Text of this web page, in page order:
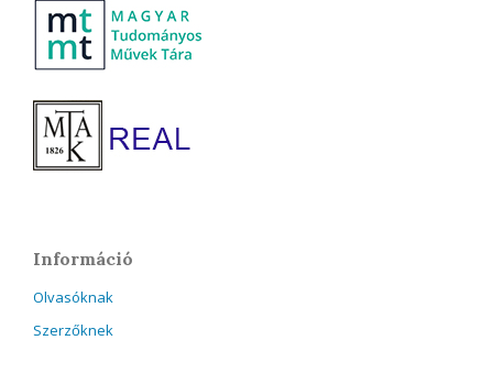
Információ
Olvasóknak
Szerzőknek